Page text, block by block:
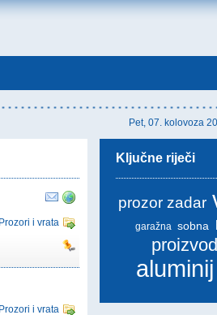
Pet, 07. kolovoza
Prozori i vrata
Prozori i vrata
Ključne riječi
prozor zadar
garažna sobna
aluminij